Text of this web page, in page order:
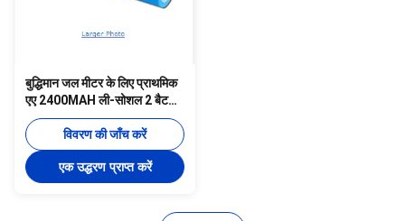
बुद्धिमान जल मीटर के लिए प्राथमिक
एए 2400MAH ली-सोशल 2 बैटरी
3.6V
विवरण की जाँच करें
एक उद्धरण प्राप्त करें